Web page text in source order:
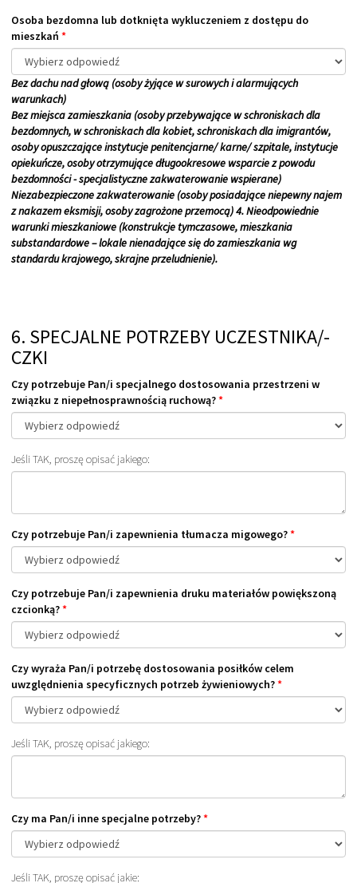
Osoba bezdomna lub dotknięta wykluczeniem z dostępu do
mieszkań *
Bez dachu nad głową (osoby żyjące w surowych i alarmujących
warunkach)
Bez miejsca zamieszkania (osoby przebywające w schroniskach dla
bezdomnych, w schroniskach dla kobiet, schroniskach dla imigrantów,
osoby opuszczające instytucje penitencjarne/ karne/ szpitale, instytucje
opiekuńcze, osoby otrzymujące długookresowe wsparcie z powodu
bezdomności - specjalistyczne zakwaterowanie wspierane)
Niezabezpieczone zakwaterowanie (osoby posiadające niepewny najem
z nakazem eksmisji, osoby zagrożone przemocą) 4. Nieodpowiednie
warunki mieszkaniowe (konstrukcje tymczasowe, mieszkania
substandardowe – lokale nienadające się do zamieszkania wg
standardu krajowego, skrajne przeludnienie).
6. SPECJALNE POTRZEBY UCZESTNIKA/-
CZKI
Czy potrzebuje Pan/i specjalnego dostosowania przestrzeni w
związku z niepełnosprawnością ruchową?*
Jeśli TAK, proszę opisać jakiego:
Czy potrzebuje Pan/i zapewnienia tłumacza migowego?*
Czy potrzebuje Pan/i zapewnienia druku materiałów powiększoną
czcionką?*
Czy wyraża Pan/i potrzebę dostosowania posiłków celem
uwzględnienia specyficznych potrzeb żywieniowych?*
Jeśli TAK, proszę opisać jakiego:
Czy ma Pan/i inne specjalne potrzeby?*
Jeśli TAK, proszę opisać jakie: